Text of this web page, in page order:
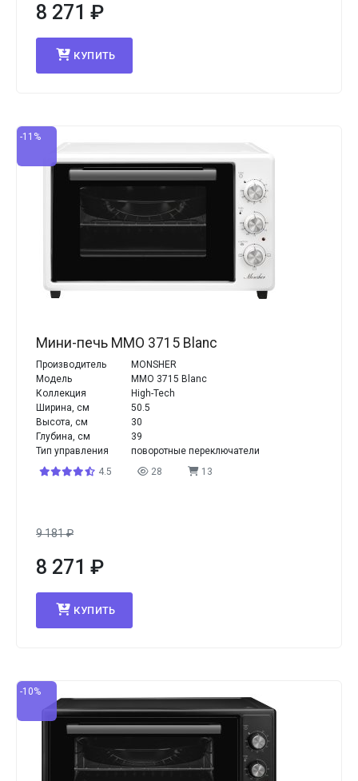
8 271 ₽
КУПИТЬ
-11%
Мини-печь MMO 3715 Blanc
Производитель
MONSHER
Модель
MMO 3715 Blanc
Коллекция
High-Tech
Ширина, см
50.5
Высота, см
30
Глубина, см
39
Тип управления
поворотные переключатели
4.5
28 13
9 181₽
8 271 ₽
КУПИТЬ
-10%